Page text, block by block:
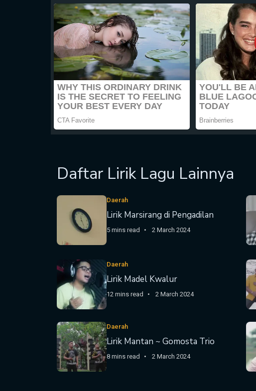
Daftar Lirik Lagu Lainnya
Daerah
Lirik Marsirang di Pengadilan
5 mins read 2 March 2024
Daerah
Lirik Madel Kwalur
12 mins read 2 March 2024
Daerah
Lirik Mantan ~ Gomosta Trio
8 mins read 2 March 2024